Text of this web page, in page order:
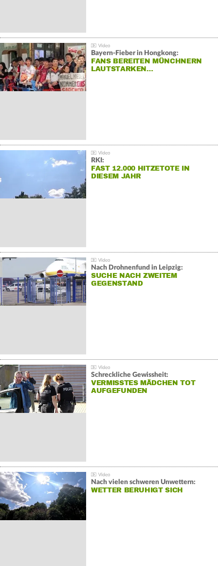
Bayern-Fieber in Hongkong:
FANS BEREITEN MÜNCHNERN
LAUTSTARKEN…
RKI:
FAST 12.000 HITZETOTE IN
DIESEM JAHR
Nach Drohnenfund in Leipzig:
SUCHE NACH ZWEITEM
GEGENSTAND
Schreckliche Gewissheit:
VERMISSTES MÄDCHEN TOT
AUFGEFUNDEN
Nach vielen schweren Unwettern:
WETTER BERUHIGT SICH